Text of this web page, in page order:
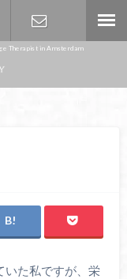
Therapist in Amsterdam
いた私ですが、栄